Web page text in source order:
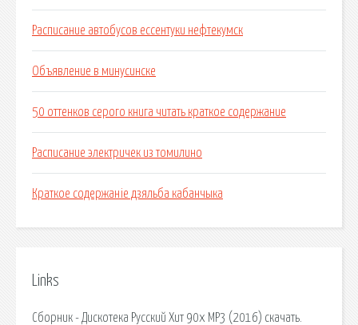
Расписание автобусов ессентуки нефтекумск
Объявление в минусинске
50 оттенков серого книга читать краткое содержание
Расписание электричек из томилино
Краткое содержаніе дзяльба кабанчыка
Links
Сборник - Дискотека Русский Хит 90х MP3 (2016) скачать.